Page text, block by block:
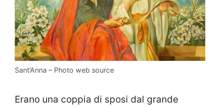
Sant’Anna – Photo web source
Erano una coppia di sposi dal grande